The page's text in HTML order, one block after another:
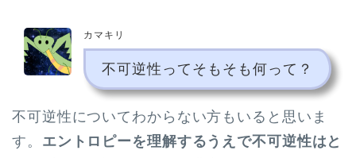
カマキリ
不可逆性ってそもそも何って？
不可逆性についてわからない方もいると思いま
す。 エントロピーを理解するうえで不可逆性はと